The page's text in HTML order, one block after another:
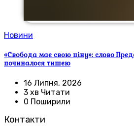
Новини
«Свобода має свою ціну»: слово
починалося тишею
16 Липня, 2026
3 хв Читати
0 Поширили
Контакти